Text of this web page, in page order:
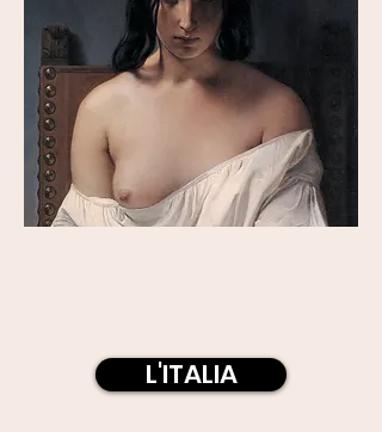
L'ITALIA